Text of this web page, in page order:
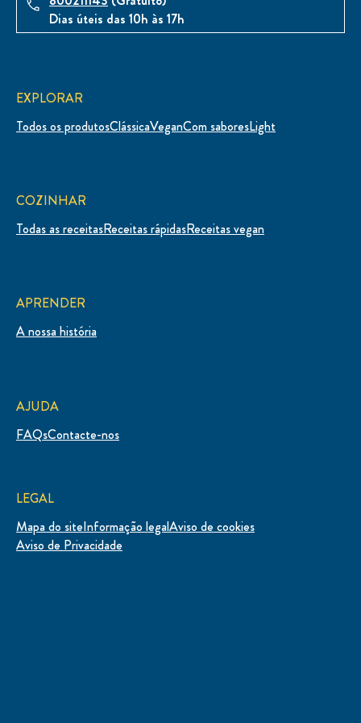
Dias úteis das 10h às 17h
EXPLORAR
Todos os produtosClássicaVeganCom saboresLight
COZINHAR
Todas as receitasReceitas rápidasReceitas vegan
APRENDER
A nossa história
AJUDA
FAQsContacte-nos
LEGAL
Mapa do siteInformação legalAviso de cookies
Aviso de Privacidade